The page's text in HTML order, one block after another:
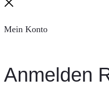
Mein Konto
Anmelden